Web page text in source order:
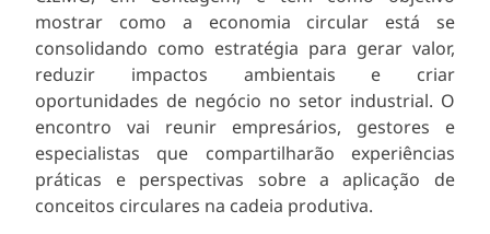
mostrar como a economia circular está se
consolidando como estratégia para gerar valor,
reduzir impactos ambientais e criar
oportunidades de negócio no setor industrial. O
encontro vai reunir empresários, gestores e
especialistas que compartilharão experiências
práticas e perspectivas sobre a aplicação de
conceitos circulares na cadeia produtiva.